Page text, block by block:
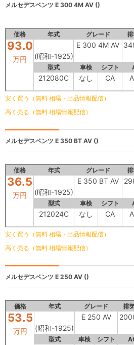
メルセデスベンツ E 300 4M AV ()
価格 年式 グレード
93.0
万円 (昭和-1925)
E 300 4M AV
型式 車検 シフト
212080C なし CA
安く買う（無料 相場・出品情報配信）
高く売る（無料 相場情報配信）
メルセデスベンツ E 350 BT AV ()
価格 年式 グレード
36.5
万円 (昭和-1925)
E 350 BT AV
型式 車検 シフト
212024C なし CA
安く買う（無料 相場・出品情報配信）
高く売る（無料 相場情報配信）
メルセデスベンツ E 250 AV ()
価格 年式 グレード 排
53.5
万円 (昭和-1925)
E 250 AV
型式 車検 シフト